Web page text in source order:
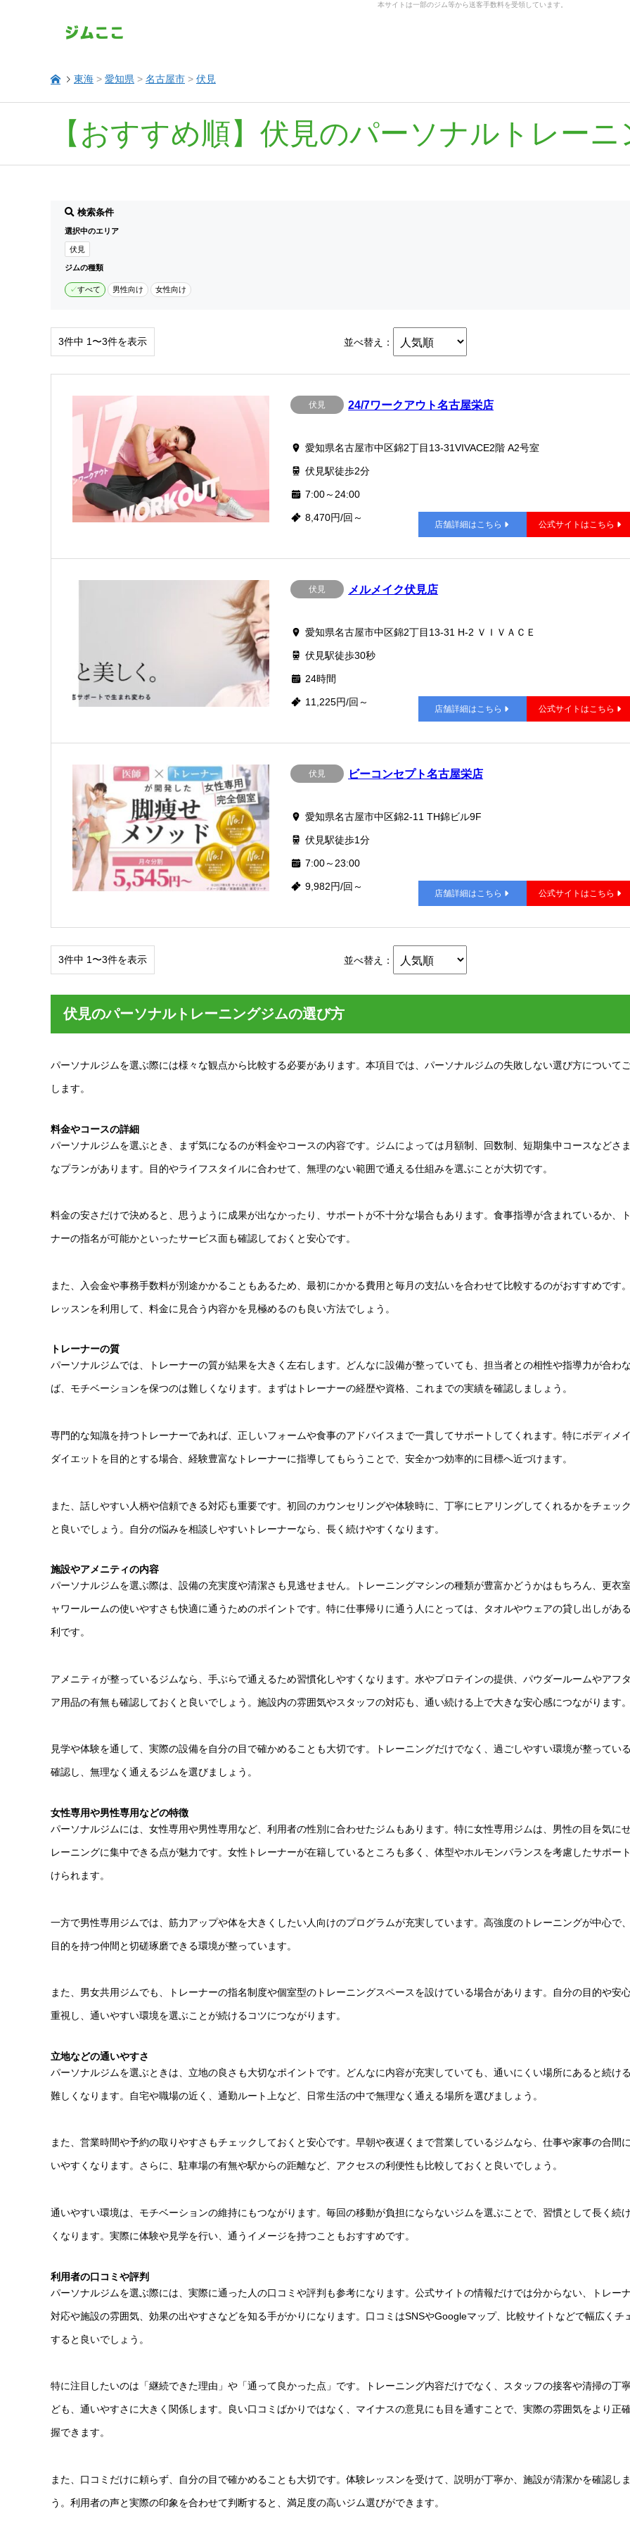
本サイトは一部のジム等から送客手数料を受領しています。
東海 > 愛知県 > 名古屋市 > 伏見
【おすすめ順】伏見のパーソナルトレーニ
検索条件
選択中のエリア
伏見
ジムの種類
すべて 男性向け 女性向け
3件中 1〜3件を表示 並べ替え：
伏見 24/7ワークアウト名古屋栄店
愛知県名古屋市中区錦2丁目13-31VIVACE2階 A2号室
伏見駅徒歩2分
7:00～24:00
8,470円/回～
店舗詳細はこちら 公式サイトはこちら
伏見 メルメイク伏見店
愛知県名古屋市中区錦2丁目13-31 H-2 ＶＩＶＡＣＥ
伏見駅徒歩30秒
24時間
11,225円/回～
店舗詳細はこちら 公式サイトはこちら
伏見 ビーコンセプト名古屋栄店
愛知県名古屋市中区錦2-11 TH錦ビル9F
伏見駅徒歩1分
7:00～23:00
9,982円/回～
店舗詳細はこちら 公式サイトはこちら
3件中 1〜3件を表示 並べ替え：
伏見のパーソナルトレーニングジムの選び方
パーソナルジムを選ぶ際には様々な観点から比較する必要があります。本項目では、パーソナルジムの失敗しない選び方について
します。
料金やコースの詳細
パーソナルジムを選ぶとき、まず気になるのが料金やコースの内容です。ジムによっては月額制、回数制、短期集中コースなどさ
なプランがあります。目的やライフスタイルに合わせて、無理のない範囲で通える仕組みを選ぶことが大切です。
料金の安さだけで決めると、思うように成果が出なかったり、サポートが不十分な場合もあります。食事指導が含まれているか、
ナーの指名が可能かといったサービス面も確認しておくと安心です。
また、入会金や事務手数料が別途かかることもあるため、最初にかかる費用と毎月の支払いを合わせて比較するのがおすすめです
レッスンを利用して、料金に見合う内容かを見極めるのも良い方法でしょう。
トレーナーの質
パーソナルジムでは、トレーナーの質が結果を大きく左右します。どんなに設備が整っていても、担当者との相性や指導力が合わ
ば、モチベーションを保つのは難しくなります。まずはトレーナーの経歴や資格、これまでの実績を確認しましょう。
専門的な知識を持つトレーナーであれば、正しいフォームや食事のアドバイスまで一貫してサポートしてくれます。特にボディメ
ダイエットを目的とする場合、経験豊富なトレーナーに指導してもらうことで、安全かつ効率的に目標へ近づけます。
また、話しやすい人柄や信頼できる対応も重要です。初回のカウンセリングや体験時に、丁寧にヒアリングしてくれるかをチェッ
と良いでしょう。自分の悩みを相談しやすいトレーナーなら、長く続けやすくなります。
施設やアメニティの内容
パーソナルジムを選ぶ際は、設備の充実度や清潔さも見逃せません。トレーニングマシンの種類が豊富かどうかはもちろん、更衣
ャワールームの使いやすさも快適に通うためのポイントです。特に仕事帰りに通う人にとっては、タオルやウェアの貸し出しがあ
利です。
アメニティが整っているジムなら、手ぶらで通えるため習慣化しやすくなります。水やプロテインの提供、パウダールームやアフ
ア用品の有無も確認しておくと良いでしょう。施設内の雰囲気やスタッフの対応も、通い続ける上で大きな安心感につながります。
見学や体験を通して、実際の設備を自分の目で確かめることも大切です。トレーニングだけでなく、過ごしやすい環境が整ってい
確認し、無理なく通えるジムを選びましょう。
女性専用や男性専用などの特徴
パーソナルジムには、女性専用や男性専用など、利用者の性別に合わせたジムもあります。特に女性専用ジムは、男性の目を気に
レーニングに集中できる点が魅力です。女性トレーナーが在籍しているところも多く、体型やホルモンバランスを考慮したサポー
けられます。
一方で男性専用ジムでは、筋力アップや体を大きくしたい人向けのプログラムが充実しています。高強度のトレーニングが中心で
目的を持つ仲間と切磋琢磨できる環境が整っています。
また、男女共用ジムでも、トレーナーの指名制度や個室型のトレーニングスペースを設けている場合があります。自分の目的や安
重視し、通いやすい環境を選ぶことが続けるコツにつながります。
立地などの通いやすさ
パーソナルジムを選ぶときは、立地の良さも大切なポイントです。どんなに内容が充実していても、通いにくい場所にあると続け
難しくなります。自宅や職場の近く、通勤ルート上など、日常生活の中で無理なく通える場所を選びましょう。
また、営業時間や予約の取りやすさもチェックしておくと安心です。早朝や夜遅くまで営業しているジムなら、仕事や家事の合間
いやすくなります。さらに、駐車場の有無や駅からの距離など、アクセスの利便性も比較しておくと良いでしょう。
通いやすい環境は、モチベーションの維持にもつながります。毎回の移動が負担にならないジムを選ぶことで、習慣として長く続
くなります。実際に体験や見学を行い、通うイメージを持つこともおすすめです。
利用者の口コミや評判
パーソナルジムを選ぶ際には、実際に通った人の口コミや評判も参考になります。公式サイトの情報だけでは分からない、トレー
対応や施設の雰囲気、効果の出やすさなどを知る手がかりになります。口コミはSNSやGoogleマップ、比較サイトなどで幅広くチ
すると良いでしょう。
特に注目したいのは「継続できた理由」や「通って良かった点」です。トレーニング内容だけでなく、スタッフの接客や清掃の丁
ども、通いやすさに大きく関係します。良い口コミばかりではなく、マイナスの意見にも目を通すことで、実際の雰囲気をより正
握できます。
また、口コミだけに頼らず、自分の目で確かめることも大切です。体験レッスンを受けて、説明が丁寧か、施設が清潔かを確認し
う。利用者の声と実際の印象を合わせて判断すると、満足度の高いジム選びができます。